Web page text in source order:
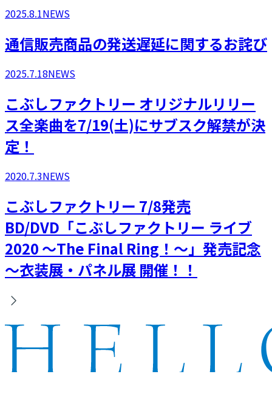
2025.8.1NEWS
通信販売商品の発送遅延に関するお詫び
2025.7.18NEWS
こぶしファクトリー オリジナルリリー
ス全楽曲を7/19(土)にサブスク解禁が決
定！
2020.7.3NEWS
こぶしファクトリー 7/8発売
BD/DVD「こぶしファクトリー ライブ
2020 ～The Final Ring！～」発売記念
～衣装展・パネル展 開催！！